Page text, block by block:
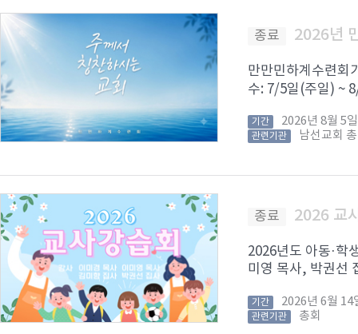
종료 2026년
만만민하계수련회
수: 7/5일(주일) ~
기간 2026년 8월 5
관련기관 남선교회
종료 2026 교
2026년도 아동·학
미영 목사, 박권선
기간 2026년 6월 14
관련기관 총회